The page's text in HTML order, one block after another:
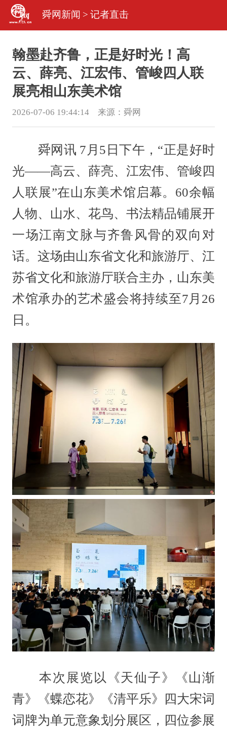
舜网新闻 > 记者直击
翰墨赴齐鲁，正是好时光！高
云、薛亮、江宏伟、管峻四人联
展亮相山东美术馆
2026-07-06 19:44:14 来源： 舜网
舜网讯 7月5日下午，“正是好时
光——高云、薛亮、江宏伟、管峻四
人联展”在山东美术馆启幕。60余幅
人物、山水、花鸟、书法精品铺展开
一场江南文脉与齐鲁风骨的双向对
话。这场由山东省文化和旅游厅、江
苏省文化和旅游厅联合主办，山东美
术馆承办的艺术盛会将持续至7月26
日。
本次展览以《天仙子》《山渐
青》《蝶恋花》《清平乐》四大宋词
词牌为单元意象划分展区，四位参展